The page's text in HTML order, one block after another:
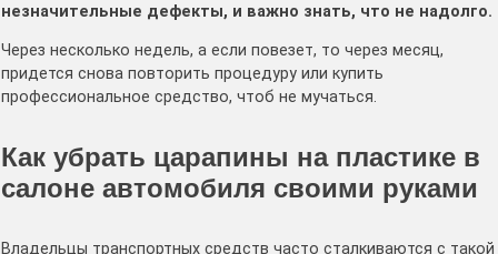
незначительные дефекты, и важно знать, что не надолго.
Через несколько недель, а если повезет, то через месяц,
придется снова повторить процедуру или купить
профессиональное средство, чтоб не мучаться.
Как убрать царапины на пластике в
салоне автомобиля своими руками
Владельцы транспортных средств часто сталкиваются с такой